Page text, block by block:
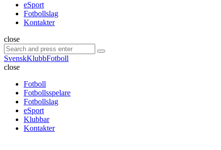
eSport
Fotbollslag
Kontakter
Search
close
Search
for:
Search
SvenskKlubbFotboll
close
Fotboll
Fotbollsspelare
Fotbollslag
eSport
Klubbar
Kontakter